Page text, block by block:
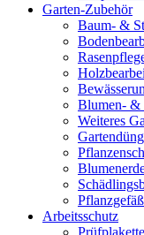
Garten-Zubehör
Baum- &
Blumen- &
Weiteres
Arbeitsschutz